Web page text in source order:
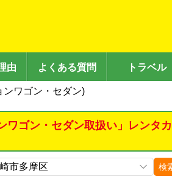
由 よくある質問 トラベル
ンワゴン・セダン)
ワゴン・セダン取扱い」レンタ
検